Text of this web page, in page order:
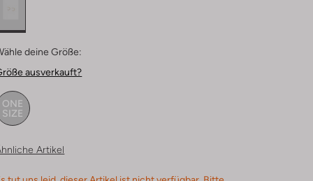
deine Größe:
ausverkauft?
ONE
SIZE
Artikel